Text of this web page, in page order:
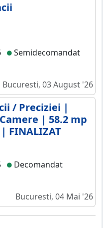
Semidecomandat
Bucuresti, 03 August '26
/ Preciziei |
| 58.2 mp
FINALIZAT
Decomandat
Bucuresti, 04 Mai '26